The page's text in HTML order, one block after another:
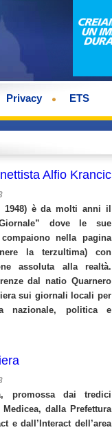
Privacy ETS
Alfio Krancic
1948) è da molti anni il
dove le sue
nella pagina
la terzultima) con
assoluta alla realtà.
dal natio Quarnero
sui giornali locali per
nazionale, politica e
promossa dai tredici
Medicea, dalla Prefettura
e dall’Interact dell’area